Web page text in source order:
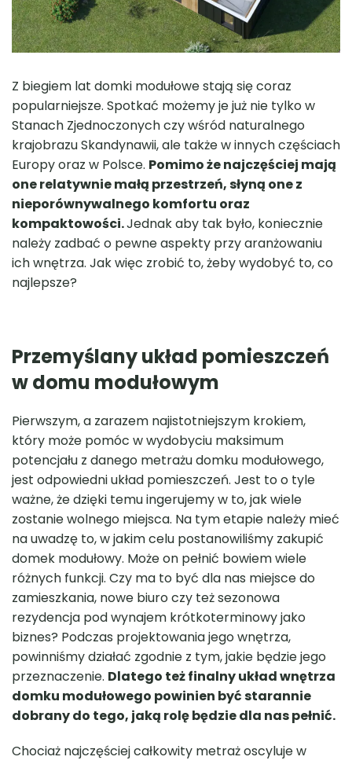
Z biegiem lat domki modułowe stają się coraz
popularniejsze. Spotkać możemy je już nie tylko w
Stanach Zjednoczonych czy wśród naturalnego
krajobrazu Skandynawii, ale także w innych częściach
Europy oraz w Polsce. Pomimo że najczęściej mają
one relatywnie małą przestrzeń, słyną one z
nieporównywalnego komfortu oraz
kompaktowości.Jednak aby tak było, koniecznie
należy zadbać o pewne aspekty przy aranżowaniu
ich wnętrza. Jak więc zrobić to, żeby wydobyć to, co
najlepsze?
Przemyślany układ pomieszczeń
w domu modułowym
Pierwszym, a zarazem najistotniejszym krokiem,
który może pomóc w wydobyciu maksimum
potencjału z danego metrażu domku modułowego,
jest odpowiedni układ pomieszczeń. Jest to o tyle
ważne, że dzięki temu ingerujemy w to, jak wiele
zostanie wolnego miejsca. Na tym etapie należy mieć
na uwadzę to, w jakim celu postanowiliśmy zakupić
domek modułowy. Może on pełnić bowiem wiele
różnych funkcji. Czy ma to być dla nas miejsce do
zamieszkania, nowe biuro czy też sezonowa
rezydencja pod wynajem krótkoterminowy jako
biznes? Podczas projektowania jego wnętrza,
powinniśmy działać zgodnie z tym, jakie będzie jego
przeznaczenie. Dlatego też finalny układ wnętrza
domku modułowego powinien być starannie
dobrany do tego, jaką rolę będzie dla nas pełnić.
Chociaż najczęściej całkowity metraż oscyluje w
Sauna ogrodowa beczka 350
zł